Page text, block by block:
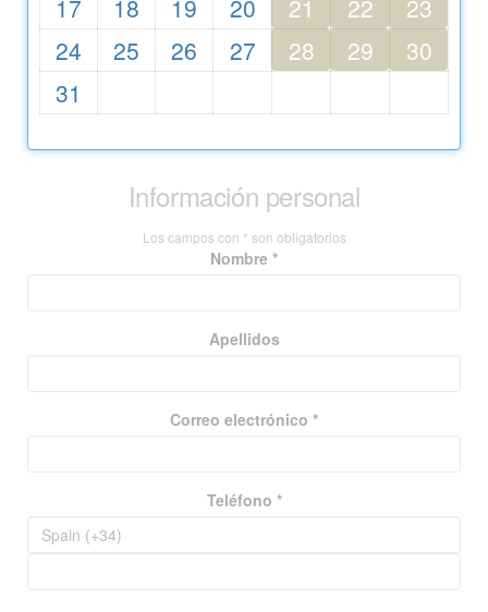
17 18 19 20 21 22
23
24
25 26 27 28 29
30
31
Información personal
Los campos con * son obligatorios
Nombre *
Apellidos
Correo electrónico *
Teléfono *